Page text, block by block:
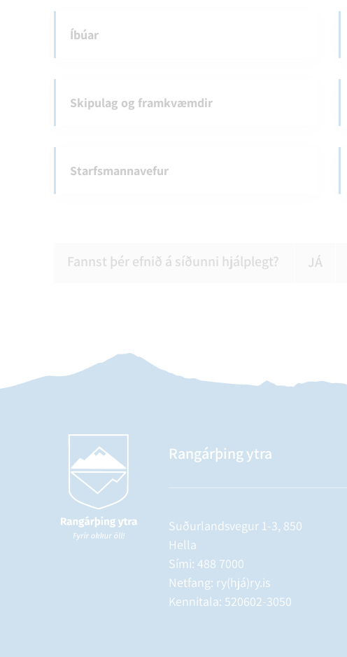
Íbúar
Skipulag og framkvæmdir
Starfsmannavefur
Fannst þér efnið á síðunni hjálplegt? JÁ
Rangárþing ytra
Suðurlandsvegur 1-3, 850
Hella
Sími: 488 7000
Netfang: ry(hjá)ry.is
Kennitala: 520602-3050